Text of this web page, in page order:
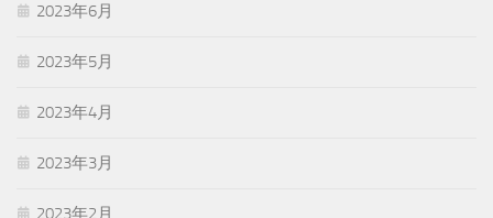
2023年6月
2023年5月
2023年4月
2023年3月
2023年2月